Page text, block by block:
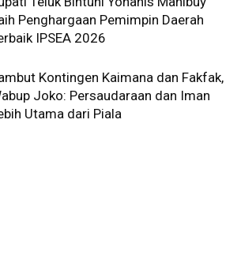
Penghargaan Pemimpin Daerah
IPSEA 2026
Kontingen Kaimana dan Fakfak,
Joko: Persaudaraan dan Iman
Utama dari Piala